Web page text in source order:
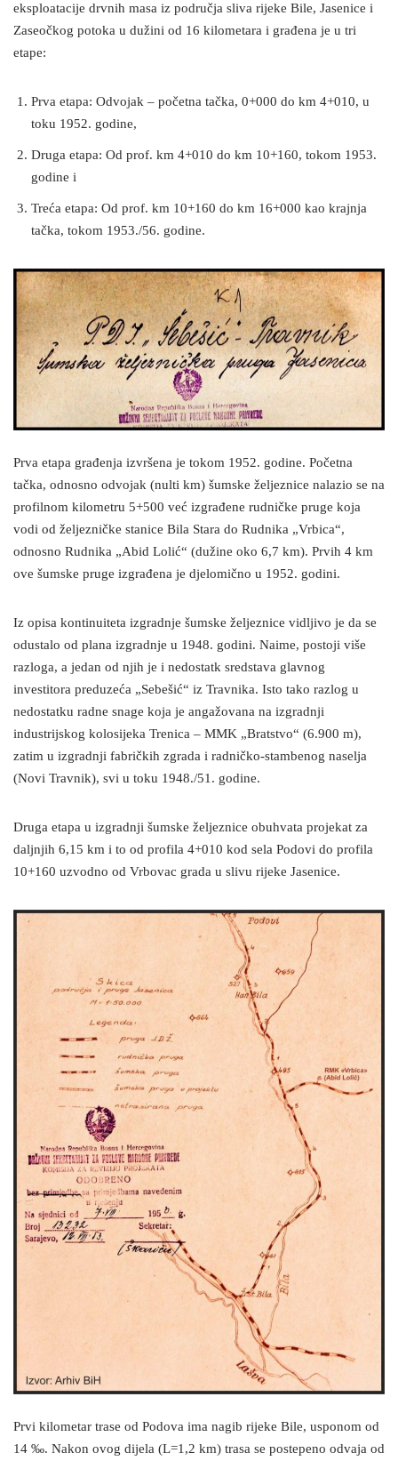
eksploatacije drvnih masa iz područja sliva rijeke Bile, Jasenice i
Zaseočkog potoka u dužini od 16 kilometara i građena je u tri
etape:
Prva etapa: Odvojak – početna tačka, 0+000 do km 4+010, u
toku 1952. godine,
Druga etapa: Od prof. km 4+010 do km 10+160, tokom 1953.
godine i
Treća etapa: Od prof. km 10+160 do km 16+000 kao krajnja
tačka, tokom 1953./56. godine.
Prva etapa građenja izvršena je tokom 1952. godine. Početna
tačka, odnosno odvojak (nulti km) šumske željeznice nalazio se na
profilnom kilometru 5+500 već izgrađene rudničke pruge koja
vodi od željezničke stanice Bila Stara do Rudnika „Vrbica“,
odnosno Rudnika „Abid Lolić“ (dužine oko 6,7 km). Prvih 4 km
ove šumske pruge izgrađena je djelomično u 1952. godini.
Iz opisa kontinuiteta izgradnje šumske željeznice vidljivo je da se
odustalo od plana izgradnje u 1948. godini. Naime, postoji više
razloga, a jedan od njih je i nedostatk sredstava glavnog
investitora preduzeća „Sebešić“ iz Travnika. Isto tako razlog u
nedostatku radne snage koja je angažovana na izgradnji
industrijskog kolosijeka Trenica – MMK „Bratstvo“ (6.900 m),
zatim u izgradnji fabričkih zgrada i radničko-stambenog naselja
(Novi Travnik), svi u toku 1948./51. godine.
Druga etapa u izgradnji šumske željeznice obuhvata projekat za
daljnjih 6,15 km i to od profila 4+010 kod sela Podovi do profila
10+160 uzvodno od Vrbovac grada u slivu rijeke Jasenice.
Prvi kilometar trase od Podova ima nagib rijeke Bile, usponom od
14 ‰. Nakon ovog dijela (L=1,2 km) trasa se postepeno odvaja od